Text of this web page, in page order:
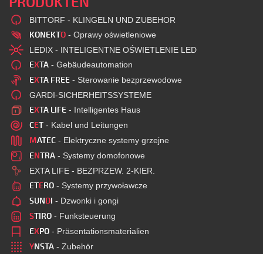
BITTORF - KLINGELN UND ZUBEHOR
KONEKTO - Oprawy oświetleniowe
LEDIX - INTELIGENTNE OŚWIETLENIE LED
EXTA - Gebäudeautomation
EXTA FREE - Sterowanie bezprzewodowe
GARDI-SICHERHEITSSYSTEME
EXTA LIFE - Intelligentes Haus
CET - Kabel und Leitungen
MATEC - Elektryczne systemy grzejne
ENTRA - Systemy domofonowe
EXTA LIFE - BEZPRZEW. 2-KIER.
ETERO - Systemy przywoławcze
SUNDI - Dzwonki i gongi
STIRO - Funksteuerung
EXPO - Präsentationsmaterialien
YNSTA - Zubehör